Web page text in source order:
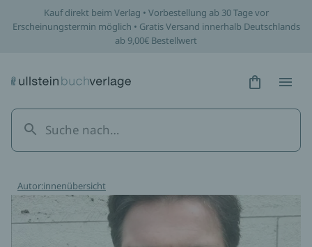
Kauf direkt beim Verlag • Vorbestellung ab 30 Tage vor
Erscheinungstermin möglich • Gratis Versand innerhalb Deutschlands
ab 9,00€ Bestellwert
Hidden
Autor:innenübersicht